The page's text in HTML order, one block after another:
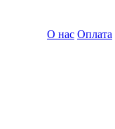
О нас Оплата